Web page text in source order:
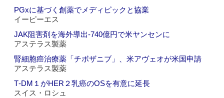
PGxに基づく創薬でメディピックと協業
イーピーエス
JAK阻害剤を海外導出‐740億円で米ヤンセンに
アステラス製薬
腎細胞癌治療薬「チボザニブ」、米アヴェオが米国申請
アステラス製薬
T‐DM１がHER２乳癌のOSを有意に延長
スイス・ロシュ